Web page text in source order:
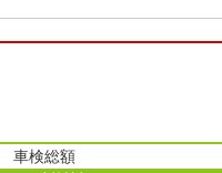
車検総額